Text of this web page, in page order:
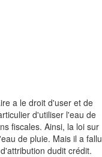
a le droit d'user et de
d'utiliser l'eau de
fiscales. Ainsi, la loi sur
de pluie. Mais il a fallu
dudit crédit.